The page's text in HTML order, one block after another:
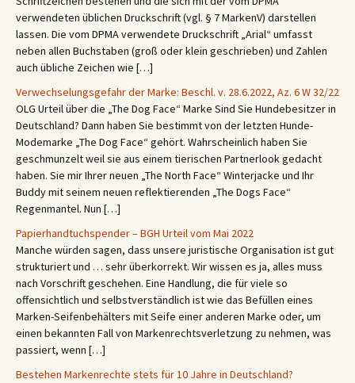
verwendeten üblichen Druckschrift (vgl. § 7 MarkenV) darstellen
lassen. Die vom DPMA verwendete Druckschrift „Arial“ umfasst
neben allen Buchstaben (groß oder klein geschrieben) und Zahlen
auch übliche Zeichen wie […]
Verwechselungsgefahr der Marke: Beschl. v. 28.6.2022, Az. 6 W 32/22
OLG Urteil über die „The Dog Face“ Marke Sind Sie Hundebesitzer in
Deutschland? Dann haben Sie bestimmt von der letzten Hunde-
Modemarke „The Dog Face“ gehört. Wahrscheinlich haben Sie
geschmunzelt weil sie aus einem tierischen Partnerlook gedacht
haben. Sie mir Ihrer neuen „The North Face“ Winterjacke und Ihr
Buddy mit seinem neuen reflektierenden „The Dogs Face“
Regenmantel. Nun […]
Papierhandtuchspender – BGH Urteil vom Mai 2022
Manche würden sagen, dass unsere juristische Organisation ist gut
strukturiert und … sehr überkorrekt. Wir wissen es ja, alles muss
nach Vorschrift geschehen. Eine Handlung, die für viele so
offensichtlich und selbstverständlich ist wie das Befüllen eines
Marken-Seifenbehälters mit Seife einer anderen Marke oder, um
einen bekannten Fall von Markenrechtsverletzung zu nehmen, was
passiert, wenn […]
Bestehen Markenrechte stets für 10 Jahre in Deutschland?